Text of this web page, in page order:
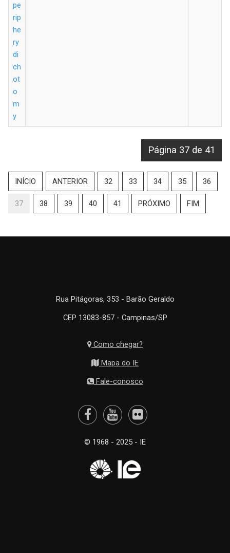
pe
rip
he
ry
di
ch
ot
o
m
y
Página 37 de 41
INÍCIO ANTERIOR 32 33 34 35 36
37 38 39 40 41 PRÓXIMO FIM
Rua Pitágoras, 353 - Barão Geraldo
CEP 13083-857 - Campinas/SP
Como chegar?
Mapa do IE
Fale-conosco
© 1968 - 2025 - IE